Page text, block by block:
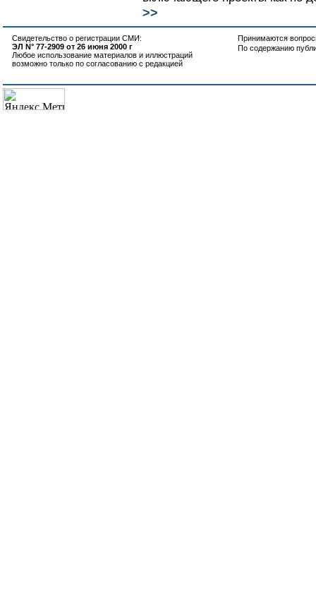
>>
Свидетельство о регистрации СМИ:
ЭЛ N° 77-2909 от 26 июня 2000 г
Любое использование материалов и иллюстраций
возможно только по согласованию с редакцией
Принимаются
По содержанию